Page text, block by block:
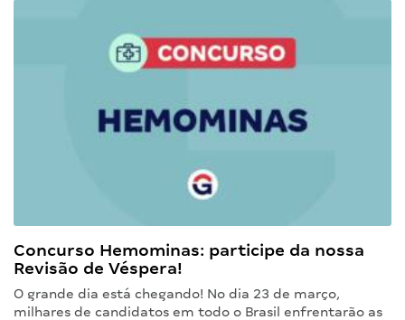
Concurso Hemominas: participe da nossa
Revisão de Véspera!
O grande dia está chegando! No dia 23 de março,
milhares de candidatos em todo o Brasil enfrentarão as